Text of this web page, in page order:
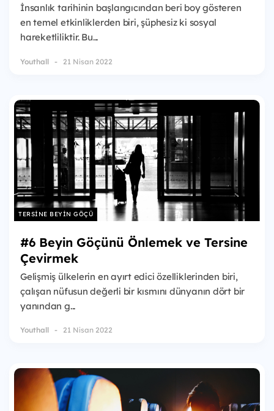
İnsanlık tarihinin başlangıcından beri boy gösteren
en temel etkinliklerden biri, şüphesiz ki sosyal
hareketliliktir. Bu...
Youthall 21 Nisan 2022
TERSINE BEYIN GÖÇÜ
#6 Beyin Göçünü Önlemek ve Tersine
Çevirmek
Gelişmiş ülkelerin en ayırt edici özelliklerinden biri,
çalışan nüfusun değerli bir kısmını dünyanın dört bir
yanından g...
Youthall 21 Nisan 2022